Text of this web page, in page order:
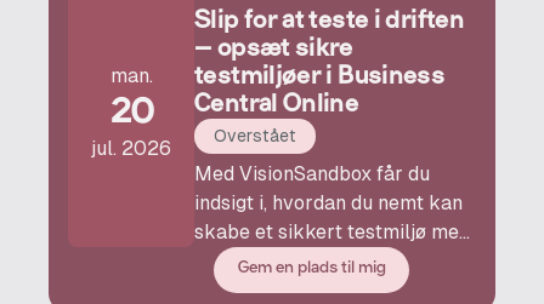
man.
20
jul. 2026
Slip for at teste i driften
– opsæt sikre
testmiljøer i Business
Central Online
Overstået
Med VisionSandbox får du
indsigt i, hvordan du nemt kan
skabe et sikkert testmiljø med
reelle produktionsdata og
UDEN rigtige mailadresser
Gem en plads til mig